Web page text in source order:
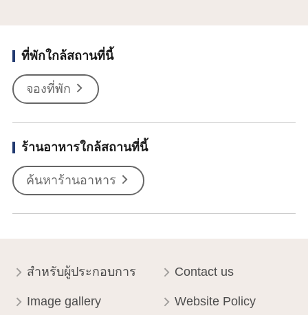
ที่พักใกล้สถานที่นี้
จองที่พัก
ร้านอาหารใกล้สถานที่นี้
ค้นหาร้านอาหาร
สำหรับผู้ประกอบการ Contact us
Image gallery Website Policy